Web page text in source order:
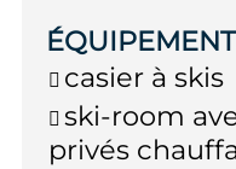
casier à skis
ski-room
privés